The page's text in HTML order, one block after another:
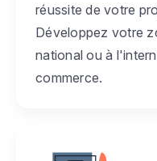
réussite de votre
Développez votre
national ou à
commerce.